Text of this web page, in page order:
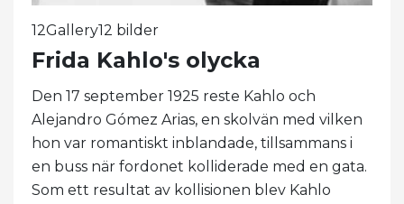
12Gallery12 bilder
Frida Kahlo's olycka
Den 17 september 1925 reste Kahlo och
Alejandro Gómez Arias, en skolvän med vilken
hon var romantiskt inblandade, tillsammans i
en buss när fordonet kolliderade med en gata.
Som ett resultat av kollisionen blev Kahlo